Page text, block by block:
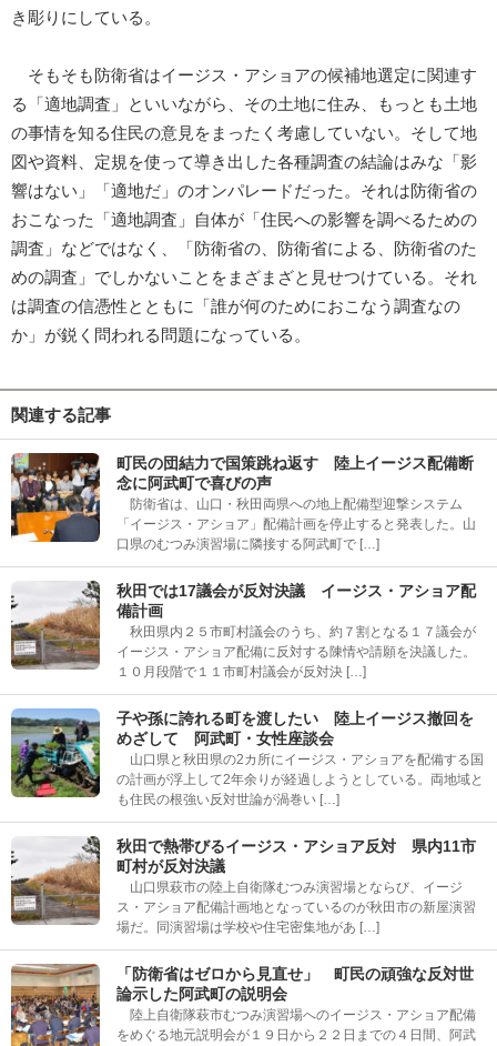
き彫りにしている。
そもそも防衛省はイージス・アショアの候補地選定に関連す
る「適地調査」といいながら、その土地に住み、もっとも土地
の事情を知る住民の意見をまったく考慮していない。そして地
図や資料、定規を使って導き出した各種調査の結論はみな「影
響はない」「適地だ」のオンパレードだった。それは防衛省の
おこなった「適地調査」自体が「住民への影響を調べるための
調査」などではなく、「防衛省の、防衛省による、防衛省のた
めの調査」でしかないことをまざまざと見せつけている。それ
は調査の信憑性とともに「誰が何のためにおこなう調査なの
か」が鋭く問われる問題になっている。
関連する記事
町民の団結力で国策跳ね返す 陸上イージス配備断
念に阿武町で喜びの声
防衛省は、山口・秋田両県への地上配備型迎撃システム
「イージス・アショア」配備計画を停止すると発表した。山
口県のむつみ演習場に隣接する阿武町で […]
秋田では17議会が反対決議 イージス・アショア配
備計画
秋田県内２５市町村議会のうち、約７割となる１７議会が
イージス・アショア配備に反対する陳情や請願を決議した。
１０月段階で１１市町村議会が反対決 […]
子や孫に誇れる町を渡したい 陸上イージス撤回を
めざして 阿武町・女性座談会
山口県と秋田県の2カ所にイージス・アショアを配備する国
の計画が浮上して2年余りが経過しようとしている。両地域と
も住民の根強い反対世論が渦巻い […]
秋田で熱帯びるイージス・アショア反対 県内11市
町村が反対決議
山口県萩市の陸上自衛隊むつみ演習場とならび、イージ
ス・アショア配備計画地となっているのが秋田市の新屋演習
場だ。同演習場は学校や住宅密集地があ […]
「防衛省はゼロから見直せ」 町民の頑強な反対世
論示した阿武町の説明会
陸上自衛隊萩市むつみ演習場へのイージス・アショア配備
をめぐる地元説明会が１９日から２２日までの４日間、阿武